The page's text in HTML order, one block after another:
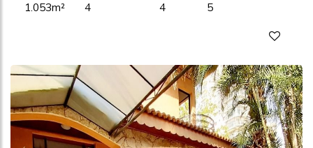
1.053m²
4
4
5